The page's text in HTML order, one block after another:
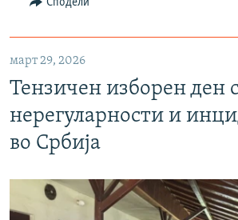
март 29, 2026
Тензичен изборен ден
нерегуларности и
во Србија